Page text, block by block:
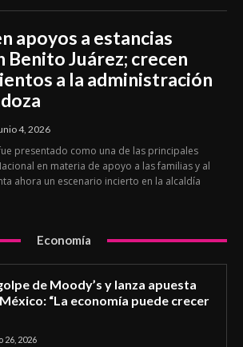
Economía
de Moody’s y lanza apuesta
“La economía puede crecer
26, 2026
apoyos a estancias
Benito Juárez; crecen
a la administración
4, 2026
presentado como una de las principales
en materia de apoyo a las familias y al
ahora un escenario incierto en la alcaldía